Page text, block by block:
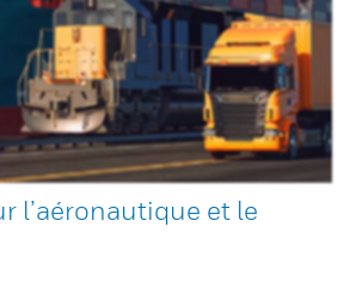
l’aéronautique et le